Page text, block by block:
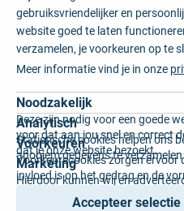
gebruiksvriendelijker en
website goed te laten
verzamelen, je voorkeuren op te
Meer informatie vind je in onze
Noodzakelijk
Deze zijn nodig voor een goede
voor dat aan jou snel en correct
dat je onze website bezoekt.
Analytisch
Statistische cookies helpen ons
anoniem gegevens te
Voorkeuren
Voorkeurscookies zorgen
invloed is op het gedrag en de
voorkeur of de regio waar u woont.
Marketing
Hierdoor kunnen wij en
gepersonaliseerde online
Accepteer selectie